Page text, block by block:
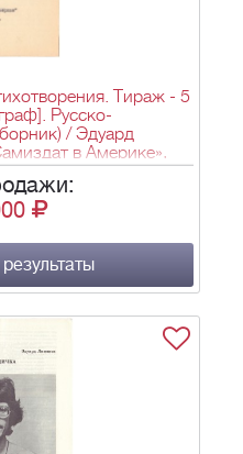
Тираж - 5
Русско-
/ Эдуард
в Америке»,